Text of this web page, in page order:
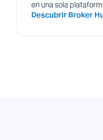
en una sola
Descubrir Broker